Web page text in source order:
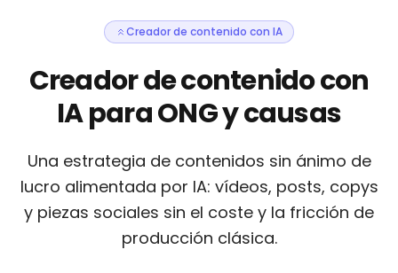
Creador de contenido con IA
Creador de contenido con
IA para ONG y causas
Una estrategia de contenidos sin ánimo de
lucro alimentada por IA: vídeos, posts, copys
y piezas sociales sin el coste y la fricción de
producción clásica.